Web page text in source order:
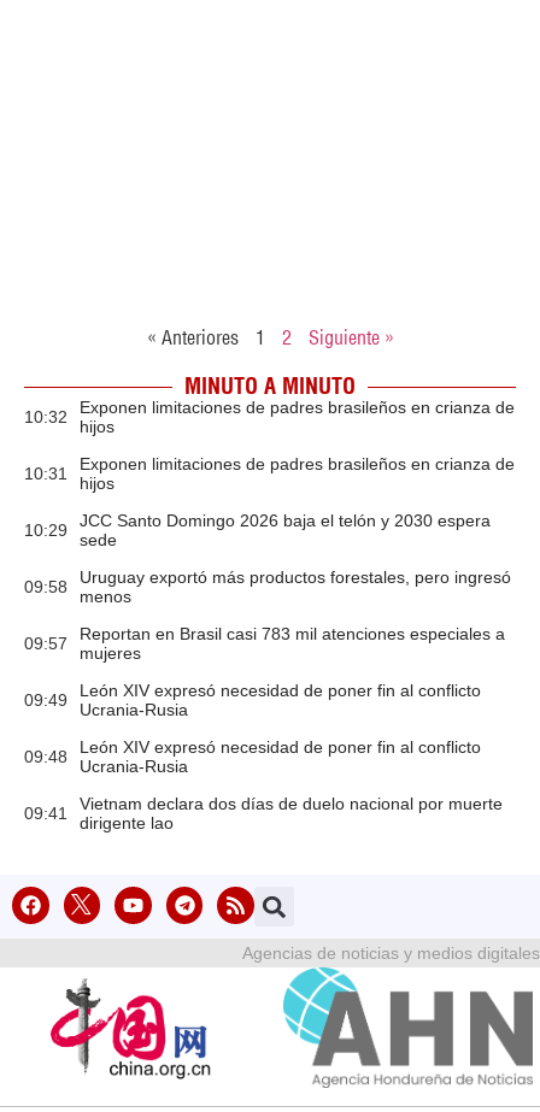
« Anteriores 1 2 Siguiente »
MINUTO A MINUTO
10:32
Exponen limitaciones de padres brasileños en crianza de
hijos
10:31
Exponen limitaciones de padres brasileños en crianza de
hijos
10:29
JCC Santo Domingo 2026 baja el telón y 2030 espera
sede
09:58
Uruguay exportó más productos forestales, pero ingresó
menos
09:57
Reportan en Brasil casi 783 mil atenciones especiales a
mujeres
09:49
León XIV expresó necesidad de poner fin al conflicto
Ucrania-Rusia
09:48
León XIV expresó necesidad de poner fin al conflicto
Ucrania-Rusia
09:41
Vietnam declara dos días de duelo nacional por muerte
dirigente lao
Agencias de noticias y medios digitales